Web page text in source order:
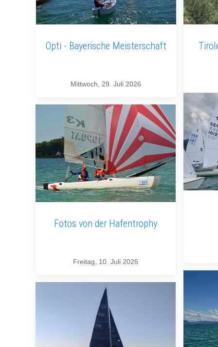
Opti - Bayerische Meisterschaft
Mittwoch, 29. Juli 2026
Fotos von der Hafentrophy
Freitag, 10. Juli 2026